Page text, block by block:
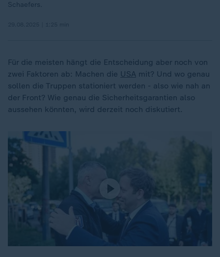
Schaefers.
Für die meisten hängt die Entscheidung aber noch von
zwei Faktoren ab: Machen die USA mit? Und wo genau
sollen die Truppen stationiert werden - also wie nah an
der Front? Wie genau die Sicherheitsgarantien also
aussehen könnten, wird derzeit noch diskutiert.